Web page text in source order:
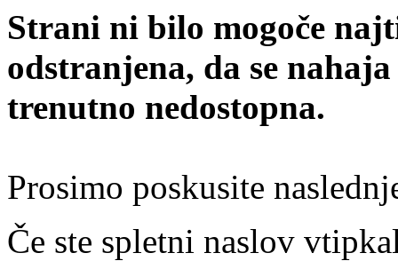
Strani ni bilo mogoče
odstranjena, da se
trenutno nedostopna.
Prosimo poskusite
Če ste spletni naslov